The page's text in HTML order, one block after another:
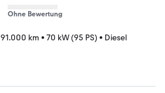
Ohne Bewertung
91.000 km • 70 kW (95 PS) • Diesel